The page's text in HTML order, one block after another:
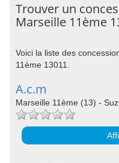
Trouver un
Marseille 11ème
Voici la liste des
11ème 13011.
A.c.m
Marseille 11ème (13) -